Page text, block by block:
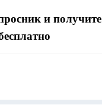
и получите